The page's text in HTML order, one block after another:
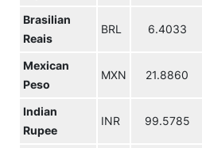
Brasilian
Reais
BRL 6.4033
Mexican
Peso
MXN 21.8860
Indian
Rupee
INR 99.5785